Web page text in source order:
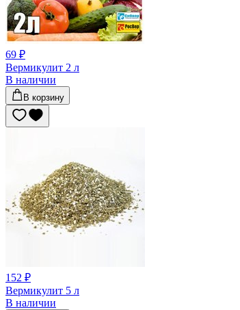
69 ₽
Вермикулит 2 л
В наличии
В корзину
152 ₽
Вермикулит 5 л
В наличии